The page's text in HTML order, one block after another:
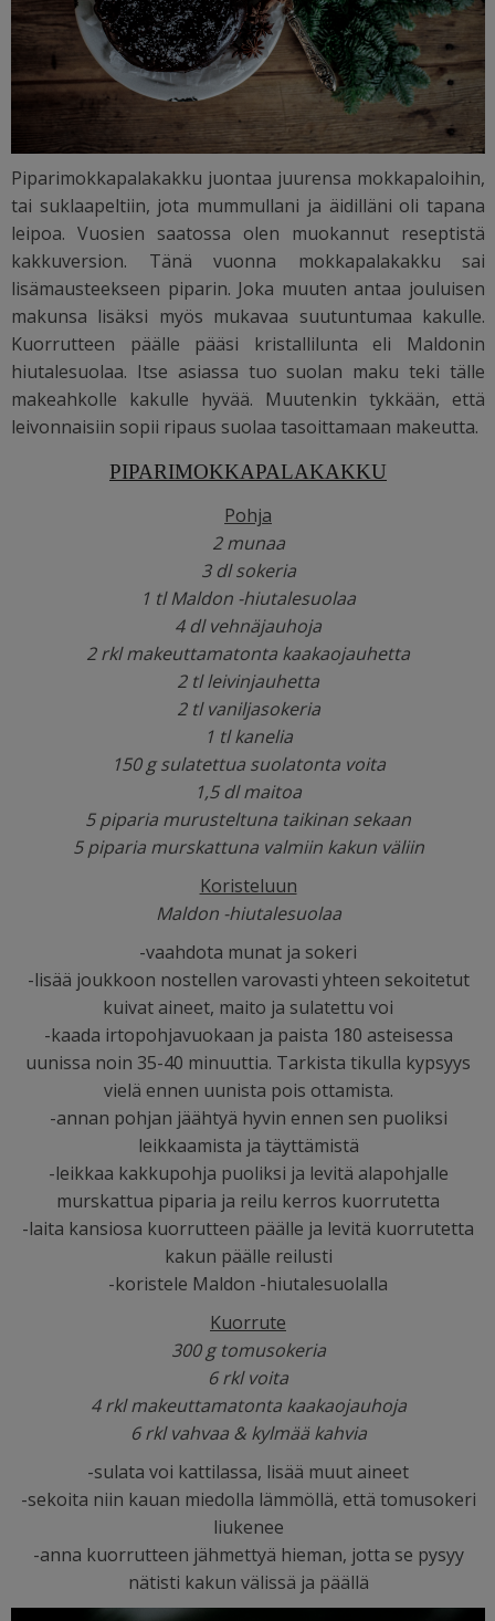
Piparimokkapalakakku juontaa juurensa mokkapaloihin,
tai suklaapeltiin, jota mummullani ja äidilläni oli tapana
leipoa. Vuosien saatossa olen muokannut reseptistä
kakkuversion. Tänä vuonna mokkapalakakku sai
lisämausteekseen piparin. Joka muuten antaa jouluisen
makunsa lisäksi myös mukavaa suutuntumaa kakulle.
Kuorrutteen päälle pääsi kristallilunta eli Maldonin
hiutalesuolaa. Itse asiassa tuo suolan maku teki tälle
makeahkolle kakulle hyvää. Muutenkin tykkään, että
leivonnaisiin sopii ripaus suolaa tasoittamaan makeutta.
PIPARIMOKKAPALAKAKKU
Pohja
2 munaa
3 dl sokeria
1 tl Maldon -hiutalesuolaa
4 dl vehnäjauhoja
2 rkl makeuttamatonta kaakaojauhetta
2 tl leivinjauhetta
2 tl vaniljasokeria
1 tl kanelia
150 g sulatettua suolatonta voita
1,5 dl maitoa
5 piparia murusteltuna taikinan sekaan
5 piparia murskattuna valmiin kakun väliin
Koristeluun
Maldon -hiutalesuolaa
-vaahdota munat ja sokeri
-lisää joukkoon nostellen varovasti yhteen sekoitetut
kuivat aineet, maito ja sulatettu voi
-kaada irtopohjavuokaan ja paista 180 asteisessa
uunissa noin 35-40 minuuttia. Tarkista tikulla kypsyys
vielä ennen uunista pois ottamista.
-annan pohjan jäähtyä hyvin ennen sen puoliksi
leikkaamista ja täyttämistä
-leikkaa kakkupohja puoliksi ja levitä alapohjalle
murskattua piparia ja reilu kerros kuorrutetta
-laita kansiosa kuorrutteen päälle ja levitä kuorrutetta
kakun päälle reilusti
-koristele Maldon -hiutalesuolalla
Kuorrute
300 g tomusokeria
6 rkl voita
4 rkl makeuttamatonta kaakaojauhoja
6 rkl vahvaa & kylmää kahvia
-sulata voi kattilassa, lisää muut aineet
-sekoita niin kauan miedolla lämmöllä, että tomusokeri
liukenee
-anna kuorrutteen jähmettyä hieman, jotta se pysyy
nätisti kakun välissä ja päällä